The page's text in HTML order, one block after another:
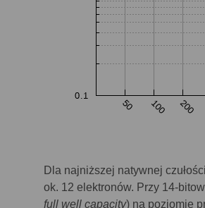
Dla najniższej natywnej
ok. 12 elektronów. Przy 14-
full well capacity) na poziomie